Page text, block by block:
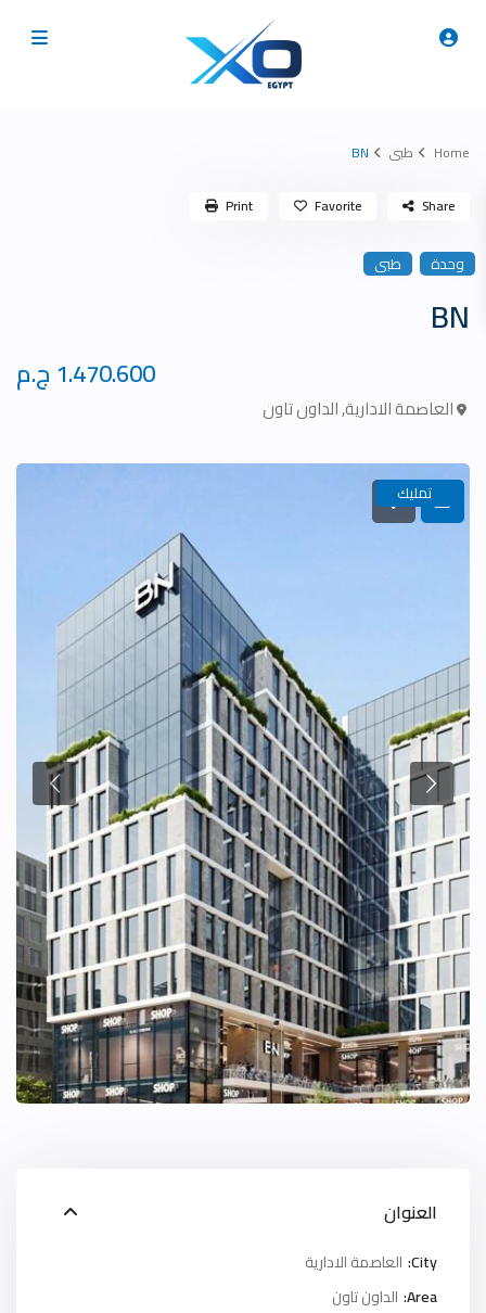
Home طبى BN
وحدة طبى
BN
العاصمة الادارية,الداون تاون
Share
Favorite
Print
تمليك
العنوان
City: العاصمة الادارية
Area: الداون تاون